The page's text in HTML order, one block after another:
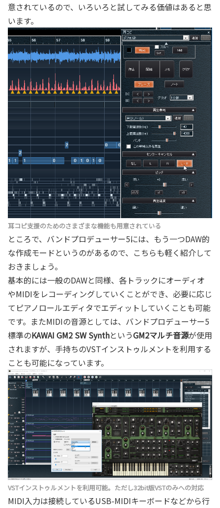
意されているので、いろいろと試してみる価値はあると思
います。
耳コピ支援のためのさまざまな機能も用意されている
ところで、バンドプロデューサー5には、もう一つDAW的
な作成モードというのがあるので、こちらも軽く紹介して
おきましょう。
基本的には一般のDAWと同様、各トラックにオーディオ
やMIDIをレコーディングしていくことができ、必要に応じ
てピアノロールエディタでエディットしていくことも可能
です。またMIDIの音源としては、バンドプロデューサー5
標準のKAWAI GM2 SW SynthというGM2マルチ音源が使用
されますが、手持ちのVSTインストゥルメントを利用する
ことも可能になっています。
VSTインストゥルメントを利用可能。ただし32bit版VSTのみへの対応
MIDI入力は接続しているUSB-MIDIキーボードなどから行